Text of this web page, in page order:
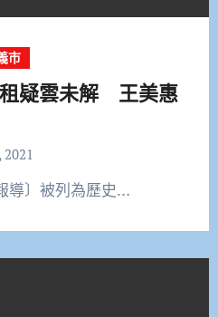
市
疑雲未解 王美惠
2021
報導〕被列為歷史…